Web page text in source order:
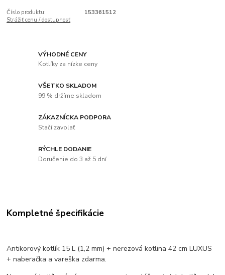
Číslo produktu:
153361512
Strážiť cenu / dostupnosť
VÝHODNÉ CENY
Kotlíky za nízke ceny
VŠETKO SKLADOM
99 % držíme skladom
ZÁKAZNÍCKA PODPORA
Stačí zavolať
RÝCHLE DODANIE
Doručenie do 3 až 5 dní
Kompletné špecifikácie
Antikorový kotlík 15 L (1,2 mm) + nerezová kotlina 42 cm LUXUS
+ naberačka a vareška zdarma.